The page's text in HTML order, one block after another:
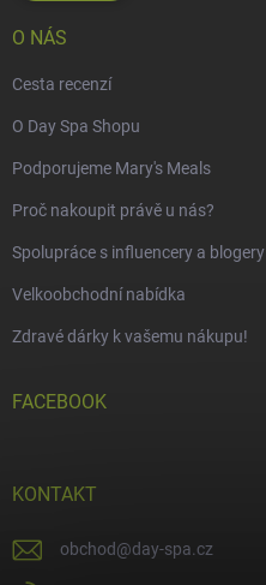
O NÁS
Cesta recenzí
O Day Spa Shopu
Podporujeme Mary's Meals
Proč nakoupit právě u nás?
Spolupráce s influencery a blogery
Velkoobchodní nabídka
Zdravé dárky k vašemu nákupu!
FACEBOOK
KONTAKT
obchod@day-spa.cz